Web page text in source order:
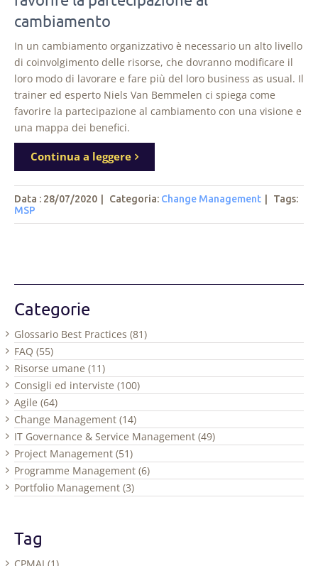
cambiamento
In un cambiamento organizzativo è necessario un alto livello
di coinvolgimento delle risorse, che dovranno modificare il
loro modo di lavorare e fare più del loro business as usual. Il
trainer ed esperto Niels Van Bemmelen ci spiega come
favorire la partecipazione al cambiamento con una visione e
una mappa dei benefici.
Continua a leggere
Data : 28/07/2020 Categoria: Change Management Tags:
MSP
Categorie
Glossario Best Practices (81)
FAQ (55)
Risorse umane (11)
Consigli ed interviste (100)
Agile (64)
Change Management (14)
IT Governance & Service Management (49)
Project Management (51)
Programme Management (6)
Portfolio Management (3)
Tag